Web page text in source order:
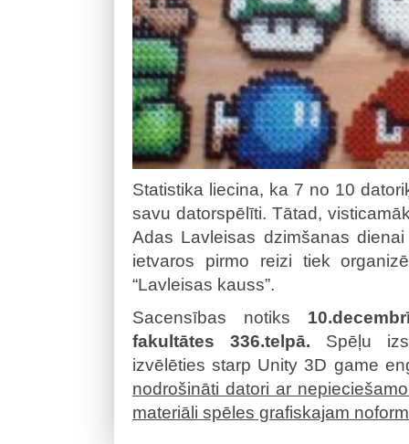
Statistika liecina, ka 7 no 10
savu datorspēlīti. Tātad,
Adas Lavleisas dzimšanas
ietvaros pirmo reizi tiek
“Lavleisas kauss”.
Sacensības notiks
fakultātes 336.telpā. Spēļu
izvēlēties starp Unity 3D game
nodrošināti datori ar
materiāli spēles grafiskajam